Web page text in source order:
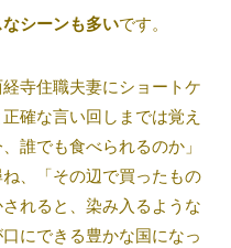
シーンも多いです。
寺住職夫妻にショートケ
確な言い回しまでは覚え
誰でも食べられるのか」
、「その辺で買ったもの
れると、染み入るような
にできる豊かな国になっ